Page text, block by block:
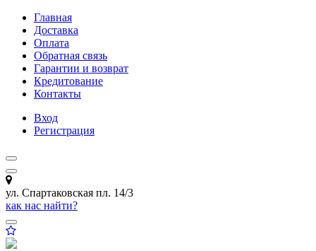
Главная
Доставка
Оплата
Обратная связь
Гарантии и возврат
Кредитование
Контакты
Вход
Регистрация
ул. Спартаковская пл. 14/3
как нас найти?